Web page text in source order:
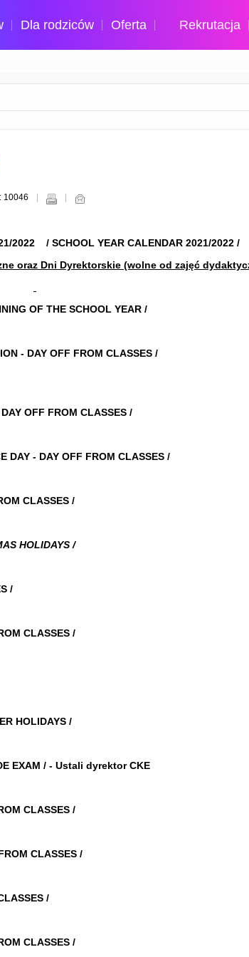
Dla rodziców Oferta Rekrutacja
10046
2022 / SCHOOL YEAR CALENDAR 2021/2022 /
oraz Dni Dyrektorskie (wolne od zajęć
OF THE SCHOOL YEAR /
- DAY OFF FROM CLASSES /
FROM CLASSES /
- DAY OFF FROM CLASSES /
CLASSES /
HOLIDAYS /
/
CLASSES /
/
/ - Ustali dyrektor CKE
CLASSES /
CLASSES /
/
CLASSES /